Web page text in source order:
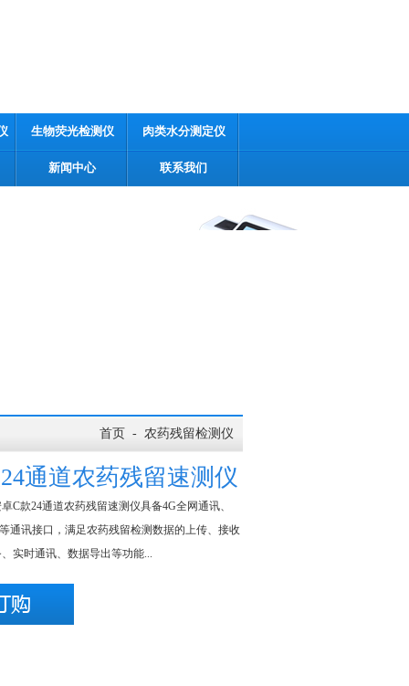
生物荧光检测仪 肉类水分测定仪
新闻中心 联系我们
首页 - 农药残留检测仪
通道农药残留速测仪
C款24通道农药残留速测仪具备4G全网通讯、
通讯接口，满足农药残留检测数据的上传、接收
实时通讯、数据导出等功能...